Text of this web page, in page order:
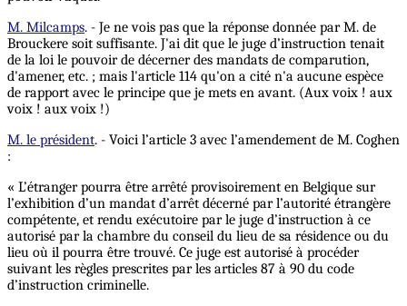
M. Milcamps. - Je ne vois pas que la réponse donnée par M. de
Brouckere soit suffisante. J'ai dit que le juge d’instruction tenait
de la loi le pouvoir de décerner des mandats de comparution,
d'amener, etc. ; mais l'article 114 qu'on a cité n'a aucune espèce
de rapport avec le principe que je mets en avant. (Aux voix ! aux
voix ! aux voix !)
M. le président. - Voici l’article 3 avec l’amendement de M. Coghen
:
« L’étranger pourra être arrêté provisoirement en Belgique sur
l’exhibition d’un mandat d’arrêt décerné par l’autorité étrangère
compétente, et rendu exécutoire par le juge d’instruction à ce
autorisé par la chambre du conseil du lieu de sa résidence ou du
lieu où il pourra être trouvé. Ce juge est autorisé à procéder
suivant les règles prescrites par les articles 87 à 90 du code
d’instruction criminelle.